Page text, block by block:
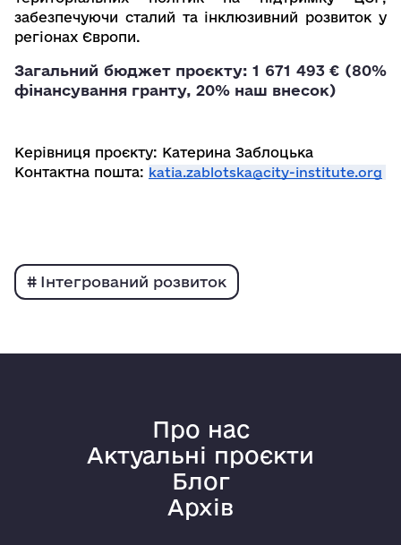
забезпечуючи сталий та інклюзивний розвиток у
регіонах Європи.
Загальний бюджет проєкту: 1 671 493 € (80%
фінансування гранту, 20% наш внесок)
Керівниця проєкту: Катерина Заблоцька
Контактна пошта: katia.zablotska@city-institute.org
Інтегрований розвиток
Про нас
Актуальні проєкти
Блог
Архів